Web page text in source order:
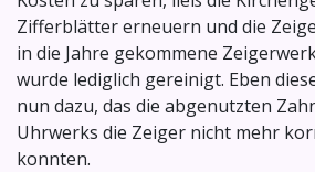
Zifferblätter erneuern und die
in die Jahre gekommene
wurde lediglich gereinigt. Eben
nun dazu, das die abgenutzten
Uhrwerks die Zeiger nicht mehr
konnten.